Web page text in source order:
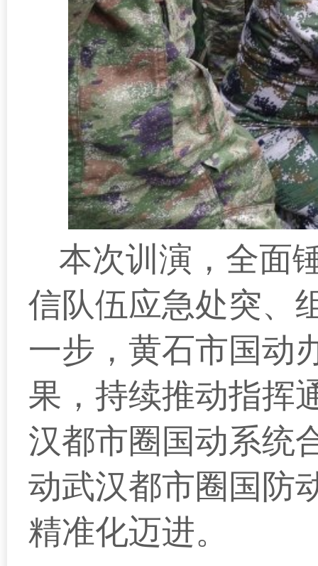
本次训演，全面
信队伍应急处突、
一步，黄石市国动
果，持续推动指挥
汉都市圈国动系统
动武汉都市圈国防
精准化迈进。